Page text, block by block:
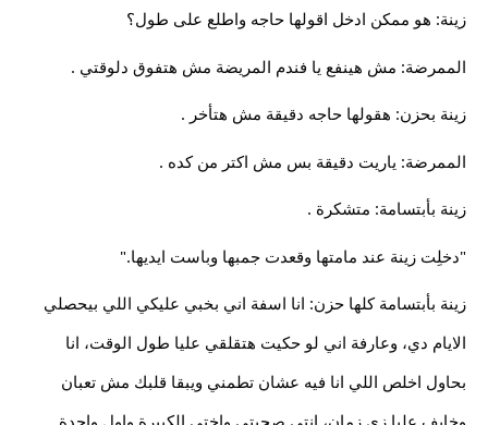
زينة: هو ممكن ادخل اقولها حاجه واطلع على طول؟
الممرضة: مش هينفع يا فندم المريضة مش هتفوق دلوقتي .
زينة بحزن: هقولها حاجه دقيقة مش هتأخر .
الممرضة: ياريت دقيقة بس مش اكتر من كده .
زينة بأبتسامة: متشكرة .
"دخلِت زينة عند مامتها وقعدت جمبها وباست ايديها."
زينة بأبتسامة كلها حزن: انا اسفة اني بخبي عليكي اللي بيحصلي
الايام دي، وعارفة اني لو حكيت هتقلقي عليا طول الوقت، انا
بحاول اخلص اللي انا فيه عشان تطمني ويبقا قلبك مش تعبان
وخايف عليا زي زمان، انتي صحبتي واختي الكبيرة واول واحدة